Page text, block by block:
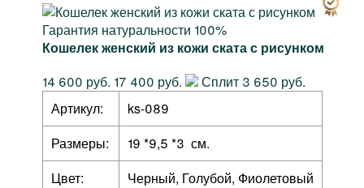
Гарантия натуральности 100%
Кошелек женский из кожи ската с рисунком
14 600 руб. 17 400 руб.
Сплит 3 650 руб.
Артикул:
ks-089
Размеры:
19 *9,5 *3 см.
Цвет:
Черный, Голубой, Фиолетовый